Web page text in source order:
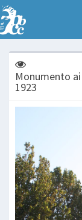
Monumento
1923